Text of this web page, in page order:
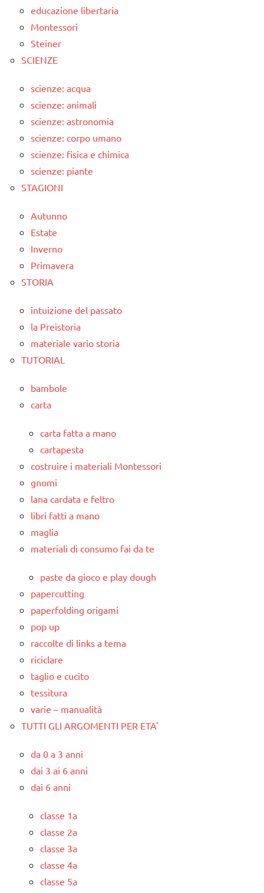
educazione libertaria
Montessori
Steiner
SCIENZE
scienze: acqua
scienze: animali
scienze: astronomia
scienze: corpo umano
scienze: fisica e chimica
scienze: piante
STAGIONI
Autunno
Estate
Inverno
Primavera
STORIA
intuizione del passato
la Preistoria
materiale vario storia
TUTORIAL
bambole
carta
carta fatta a mano
cartapesta
costruire i materiali Montessori
gnomi
lana cardata e feltro
libri fatti a mano
maglia
materiali di consumo fai da te
paste da gioco e play dough
papercutting
paperfolding origami
pop up
raccolte di links a tema
riciclare
taglio e cucito
tessitura
varie – manualità
TUTTI GLI ARGOMENTI PER ETA'
da 0 a 3 anni
dai 3 ai 6 anni
dai 6 anni
classe 1a
classe 2a
classe 3a
classe 4a
classe 5a